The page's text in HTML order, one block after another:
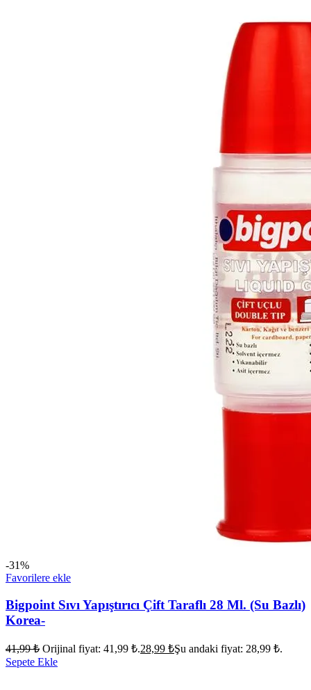
-31%
Favorilere ekle
Bigpoint Sıvı Yapıştırıcı Çift Taraflı 28 Ml. (Su Bazlı)
Korea-
41,99₺ Orijinal fiyat: 41,99 ₺.28,99 ₺Şu andaki fiyat: 28,99 ₺.
Sepete Ekle